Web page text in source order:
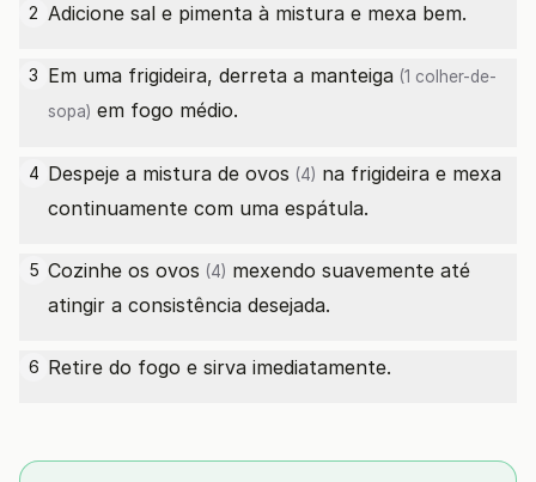
2 Adicione sal e pimenta à mistura e mexa bem.
3 Em uma frigideira, derreta a manteiga (1 colher-de-
sopa) em fogo médio.
4 Despeje a mistura de ovos (4) na frigideira e mexa
continuamente com uma espátula.
5 Cozinhe os ovos (4) mexendo suavemente até
atingir a consistência desejada.
6 Retire do fogo e sirva imediatamente.